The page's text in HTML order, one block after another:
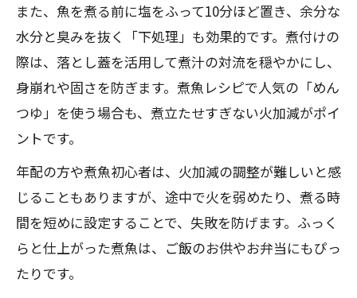
また、魚を煮る前に塩をふって10分ほど置き、余分な
水分と臭みを抜く「下処理」も効果的です。煮付けの
際は、落とし蓋を活用して煮汁の対流を穏やかにし、
身崩れや固さを防ぎます。煮魚レシピで人気の「めん
つゆ」を使う場合も、煮立たせすぎない火加減がポイ
ントです。
年配の方や煮魚初心者は、火加減の調整が難しいと感
じることもありますが、途中で火を弱めたり、煮る時
間を短めに設定することで、失敗を防げます。ふっく
らと仕上がった煮魚は、ご飯のお供やお弁当にもぴっ
たりです。